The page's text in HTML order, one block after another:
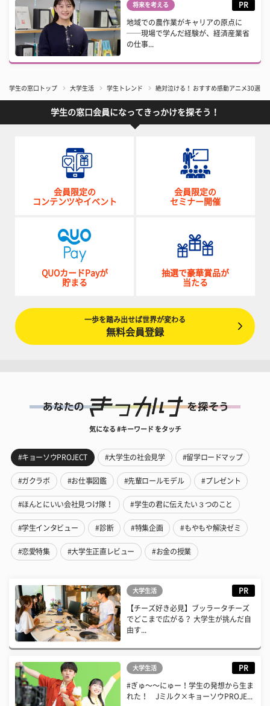
将来を考える PR
地域での農作業がキャリアの原点に
──現場で学んだ経験が、経済産業省
の仕事...
学生の窓口トップ 大学生活 学生トレンド 絶対泣ける！ おすすめ感動アニメ30選 名
学生の窓口会員になってきっかけを探そう！
会員限定の
コンテンツやイベント
会員限定の
セミナー開催
QUOカードPayが
貯まる
抽選で豪華賞品が
当たる
一歩を踏み出せば世界が変わる
無料会員登録
気になる #キーワード をタッチ
#キョーソウPROJECT #大学生の社会見学 #留学ロードマップ
#ガクラボ #お仕事図鑑 #先輩ロールモデル #プレゼント
#ほんとにいい会社見つけ隊！ #学生の君に伝えたい３つのこと
#学生インタビュー #診断 #特集企画 #もやもや解決ゼミ
#恋愛特集 #大学生正直レビュー #お金の授業
大学生活 PR
【チーズ好き必見】ブッラータチーズ
でどこまで広がる？ 大学生が挑んだ自
由す...
大学生活 PR
#ぎゅ〜〜にゅー！学生の発想から生ま
れた！ Jミルク×キョーソウPROJE...